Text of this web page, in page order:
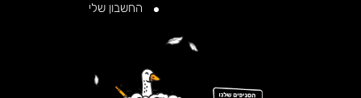
החשבון שלי